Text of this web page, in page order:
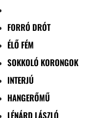
FORRÓ DRÓT
ÉLŐ FÉM
SOKKOLÓ KORONGOK
INTERJÚ
HANGERŐMŰ
LÉNÁRD LÁSZLÓ